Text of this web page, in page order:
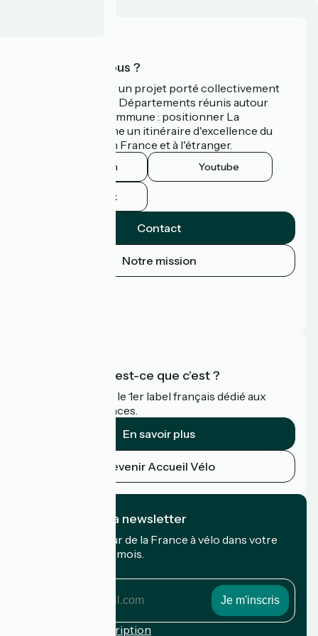
Qui sommes-nous ?
La Vélodyssée est un projet porté collectivement
par 3 Régions et 9 Départements réunis autour
d'une ambition commune : positionner La
Vélodyssée comme un itinéraire d'excellence du
tourisme à vélo en France et à l'étranger.
Instagram Youtube
Facebook
Contact
Notre mission
Accueil Vélo qu'est-ce que c'est ?
Accueil Vélo c'est le 1er label français dédié aux
cyclistes en vacances.
En savoir plus
Devenir Accueil Vélo
Je m'abonne à la newsletter
Recevez le meilleur de la France à vélo dans votre
boîte mail chaque mois.
Conditions d'inscription